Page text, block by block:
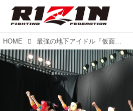
HOME 最強の地下アイドル『仮面女子ライブ！』